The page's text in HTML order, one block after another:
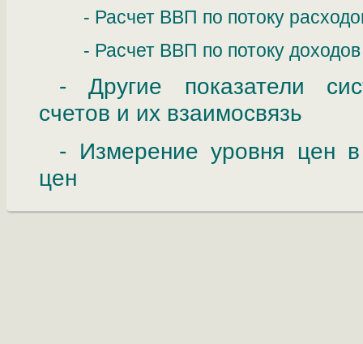
- Расчет ВВП по потоку
- Расчет ВВП по потоку доходов
- Другие показатели
счетов и их взаимосвязь
- Измерение уровня цен
цен